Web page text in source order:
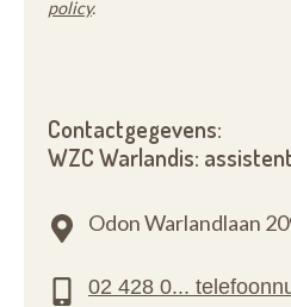
policy.
Contactgegevens:
WZC Warlandis:
Odon Warlandlaan